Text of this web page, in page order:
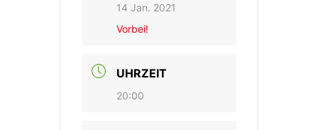
14 Jan. 2021
Vorbei!
UHRZEIT
20:00